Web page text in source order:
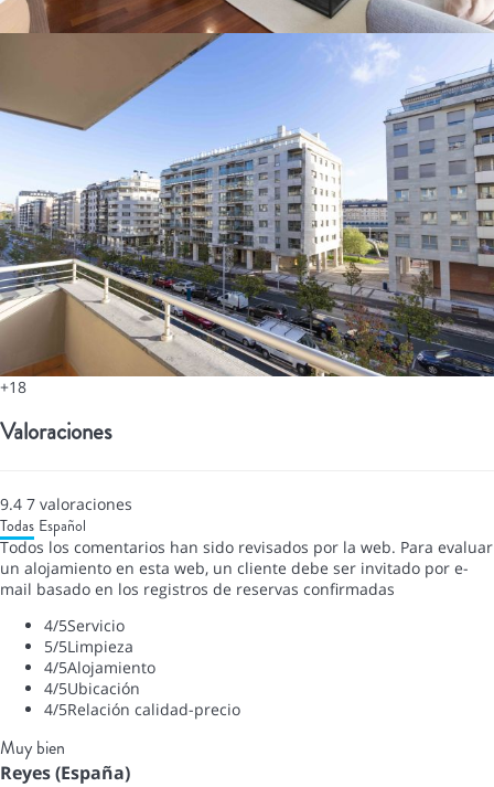
+18
Valoraciones
9.4 7 valoraciones
Todas Español
Todos los comentarios han sido revisados por la web. Para evaluar
un alojamiento en esta web, un cliente debe ser invitado por e-
mail basado en los registros de reservas confirmadas
4/5Servicio
5/5Limpieza
4/5Alojamiento
4/5Ubicación
4/5Relación calidad-precio
Muy bien
Reyes (España)